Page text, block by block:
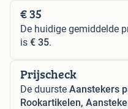
€ 35
De huidige gemiddelde
is € 35.
Prijscheck
De duurste Aanstekers
Rookartikelen,